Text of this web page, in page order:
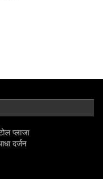
प्लाजा
दर्जन